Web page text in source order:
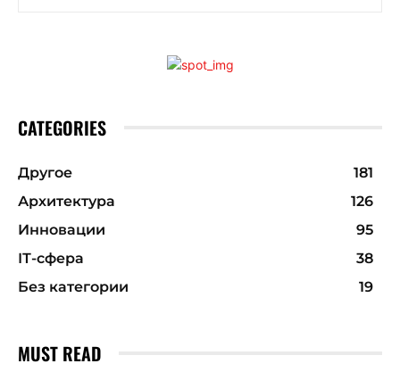
CATEGORIES
Другое
181
Архитектура
126
Инновации
95
ІТ-сфера
38
Без категории
19
MUST READ